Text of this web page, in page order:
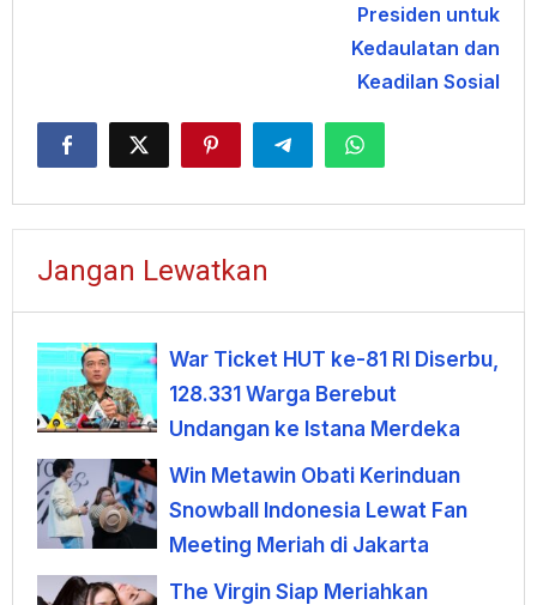
Presiden untuk
Kedaulatan dan
Keadilan Sosial
Jangan Lewatkan
War Ticket HUT ke-81 RI Diserbu,
128.331 Warga Berebut
Undangan ke Istana Merdeka
Win Metawin Obati Kerinduan
Snowball Indonesia Lewat Fan
Meeting Meriah di Jakarta
The Virgin Siap Meriahkan